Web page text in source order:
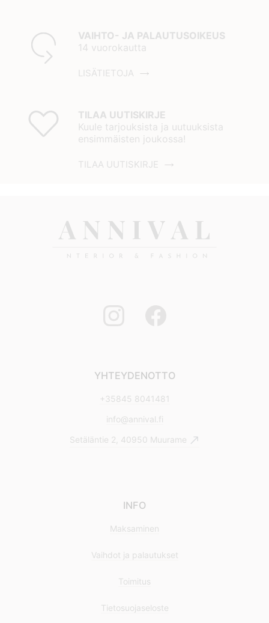
VAIHTO- JA PALAUTUSOIKEUS
14 vuorokautta
LISÄTIETOJA
TILAA UUTISKIRJE
Kuule tarjouksista ja uutuuksista
ensimmäisten joukossa!
TILAA UUTISKIRJE
YHTEYDENOTTO
+35845 8041481
info@annival.fi
Setäläntie 2, 40950 Muurame
INFO
Maksaminen
Vaihdot ja palautukset
Toimitus
Tietosuojaseloste